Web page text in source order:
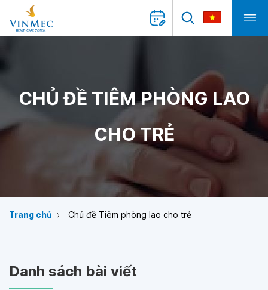
CHỦ ĐỀ TIÊM PHÒNG LAO
CHO TRẺ
Trang chủ Chủ đề Tiêm phòng lao cho trẻ
Danh sách bài viết